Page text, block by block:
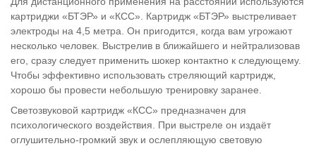
картриджи «БТЭР» и «КСС». Картридж «БТЭР» выстреливает
электроды на 4,5 метра. Он пригодится, когда вам угрожают
несколько человек. Выстрелив в ближайшего и нейтрализовав
его, сразу следует применить шокер контактно к следующему.
Чтобы эффективно использовать стреляющий картридж,
хорошо бы провести небольшую тренировку заранее.
Светозвуковой картридж «КСС» предназначен для
психологического воздействия. При выстреле он издаёт
оглушительно-громкий звук и ослепляющую световую